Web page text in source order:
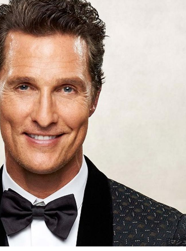
マシ